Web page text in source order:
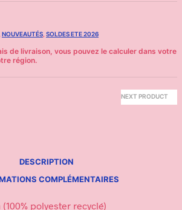
NOUVEAUTÉS SOLDES ETE 2026
NEXT PRODUCT
DESCRIPTION
COMPLÉMENTAIRES
(100% polyester recyclé)